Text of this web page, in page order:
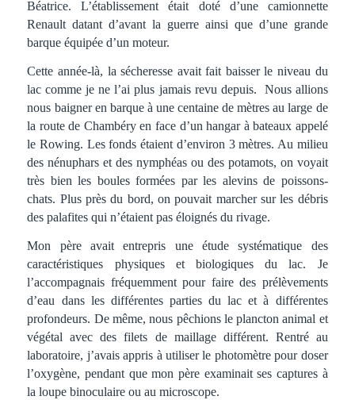
Béatrice. L’établissement était doté d’une camionnette
Renault datant d’avant la guerre ainsi que d’une grande
barque équipée d’un moteur.
Cette année-là, la sécheresse avait fait baisser le niveau du
lac comme je ne l’ai plus jamais revu depuis. Nous allions
nous baigner en barque à une centaine de mètres au large de
la route de Chambéry en face d’un hangar à bateaux appelé
le Rowing. Les fonds étaient d’environ 3 mètres. Au milieu
des nénuphars et des nymphéas ou des potamots, on voyait
très bien les boules formées par les alevins de poissons-
chats. Plus près du bord, on pouvait marcher sur les débris
des palafites qui n’étaient pas éloignés du rivage.
Mon père avait entrepris une étude systématique des
caractéristiques physiques et biologiques du lac. Je
l’accompagnais fréquemment pour faire des prélèvements
d’eau dans les différentes parties du lac et à différentes
profondeurs. De même, nous pêchions le plancton animal et
végétal avec des filets de maillage différent. Rentré au
laboratoire, j’avais appris à utiliser le photomètre pour doser
l’oxygène, pendant que mon père examinait ses captures à
la loupe binoculaire ou au microscope.